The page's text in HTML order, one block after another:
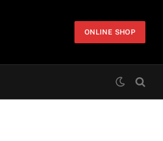
ONLINE SHOP